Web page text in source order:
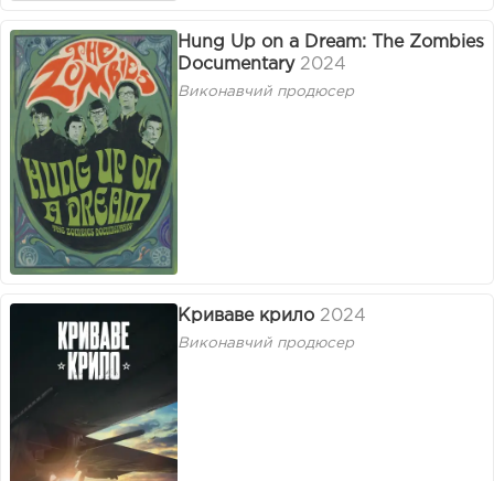
Hung Up on a Dream: The Zombies
Documentary 2024
Виконавчий продюсер
Криваве крило 2024
Виконавчий продюсер